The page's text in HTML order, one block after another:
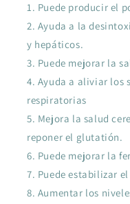
Puede producir el
Ayuda a la
y hepáticos.
Puede mejorar la
Ayuda a aliviar los
respiratorias
Mejora la salud
reponer el glutatión.
Puede mejorar la
Puede estabilizar
Aumentar los